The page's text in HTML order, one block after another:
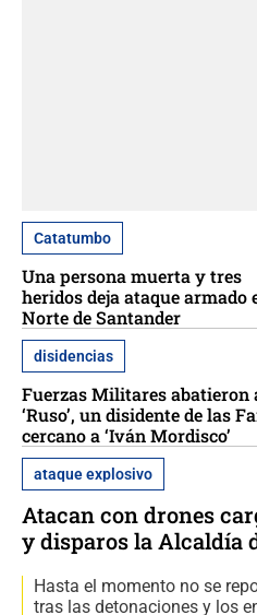
Catatumbo
Una persona muerta y tres
heridos deja ataque armado
Norte de Santander
disidencias
Fuerzas Militares abatieron
‘Ruso’, un disidente de las
cercano a ‘Iván Mordisco’
ataque explosivo
Atacan con drones
y disparos la Alcaldía
Hasta el momento no se
tras las detonaciones y los